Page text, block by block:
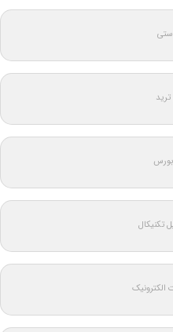
تکنیکال
الکترونیک